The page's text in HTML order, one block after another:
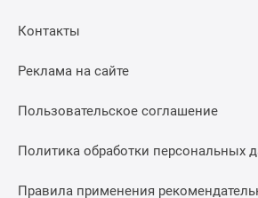
Контакты
Реклама на сайте
Пользовательское соглашение
Политика обработки персональных
Правила применения